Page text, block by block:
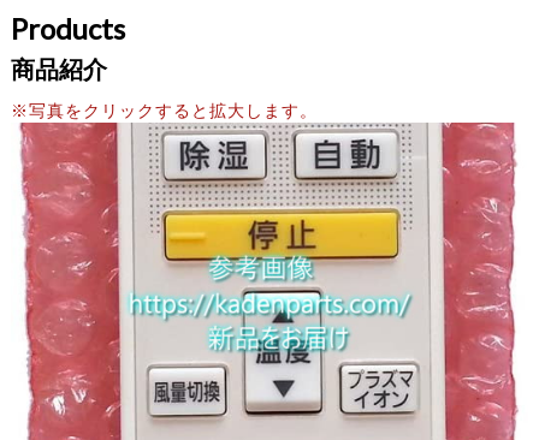
Products
商品紹介
※写真をクリックすると拡大します。